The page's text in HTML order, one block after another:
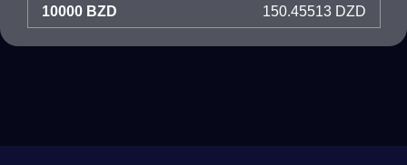
10000 BZD 150.45513 DZD